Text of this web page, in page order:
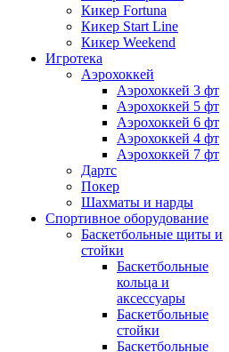
Кикер Fortuna
Кикер Start Line
Кикер Weekend
Игротека
Аэрохоккей
Аэрохоккей 3 фт
Аэрохоккей 5 фт
Аэрохоккей 6 фт
Аэрохоккей 4 фт
Аэрохоккей 7 фт
Дартс
Покер
Шахматы и нарды
Спортивное оборудование
Баскетбольные щиты и
стойки
Баскетбольные
кольца и
аксессуары
Баскетбольные
стойки
Баскетбольные